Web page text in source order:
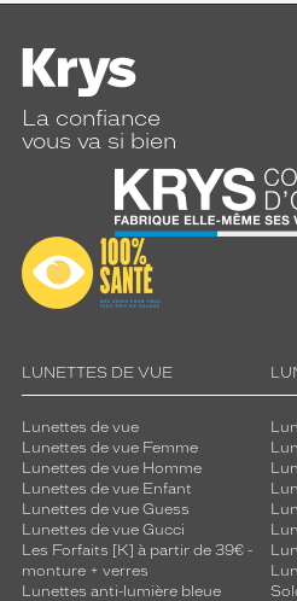
La confiance
vous va si bien
LUNETTES DE VUE
Lunettes de vue
Lunettes de vue Femme
Lunettes de vue Homme
Lunettes de vue Enfant
Lunettes de vue Guess
Lunettes de vue Gucci
Les Forfaits [K] à partir de 39€ -
monture + verres
Lunettes anti-lumière bleue